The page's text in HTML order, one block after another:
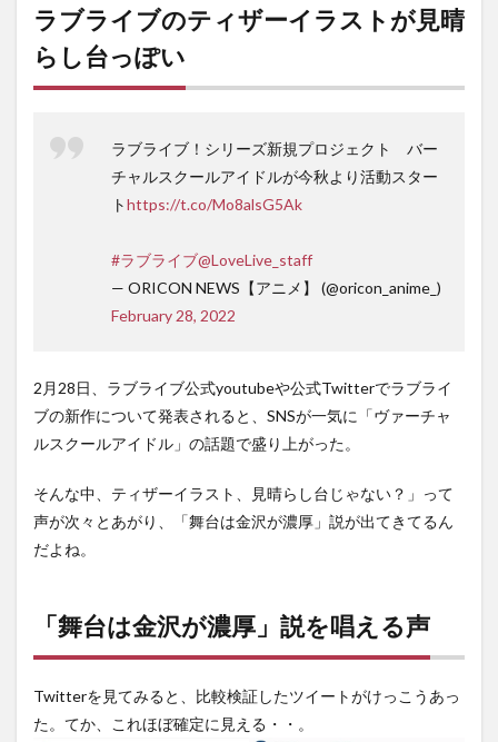
唱え
ラブライブのティザーイラストが見晴
らし台っぽい
ラブライブ！シリーズ新規プロジェクト バー
チャルスクールアイドルが今秋より活動スター
トhttps://t.co/Mo8alsG5Ak
#ラブライブ@LoveLive_staff
— ORICON NEWS【アニメ】 (@oricon_anime_)
February 28, 2022
2月28日、ラブライブ公式youtubeや公式Twitterでラブライ
ブの新作について発表されると、SNSが一気に「ヴァーチャ
ルスクールアイドル」の話題で盛り上がった。
そんな中、ティザーイラスト、見晴らし台じゃない？」って
声が次々とあがり、「舞台は金沢が濃厚」説が出てきてるん
だよね。
「舞台は金沢が濃厚」説を唱える声
Twitterを見てみると、比較検証したツイートがけっこうあっ
た。てか、これほぼ確定に見える・・。